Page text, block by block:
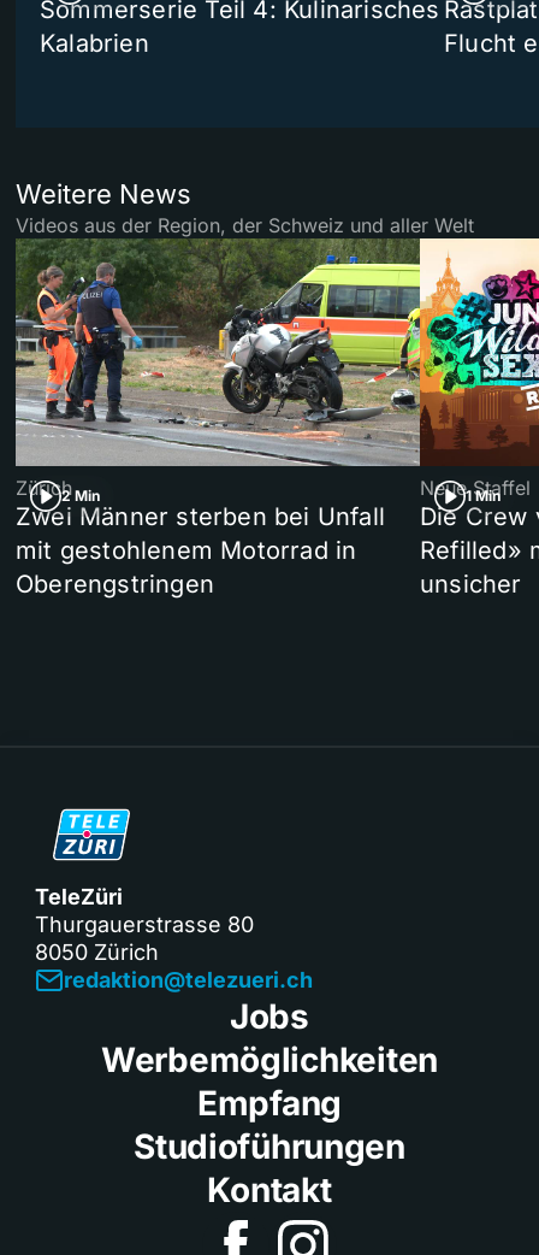
Sommerserie Teil 4: Kulinarisches
Kalabrien
Flucht
Weitere News
Videos aus der Region, der Schweiz und aller Welt
2 Min
Zürich
Zwei Männer sterben bei Unfall
mit gestohlenem Motorrad in
Oberengstringen
1 Min
Neue Staffel
Die Crew
Refilled»
unsicher
TeleZüri
Thurgauerstrasse 80
8050 Zürich
redaktion@telezueri.ch
Jobs
Werbemöglichkeiten
Empfang
Studioführungen
Kontakt